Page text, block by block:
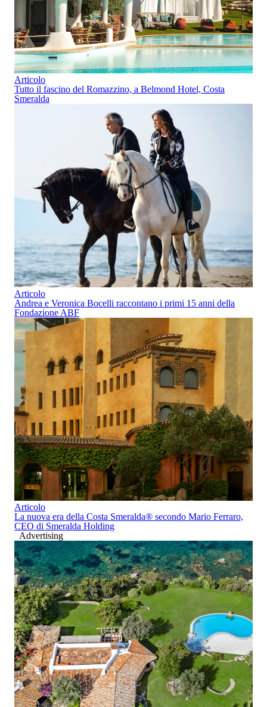
Articolo
Tutto il fascino del Romazzino, a Belmond Hotel, Costa
Smeralda
Articolo
Andrea e Veronica Bocelli raccontano i primi 15 anni della
Fondazione ABF
Articolo
La nuova era della Costa Smeralda® secondo Mario Ferraro,
CEO di Smeralda Holding
Advertising